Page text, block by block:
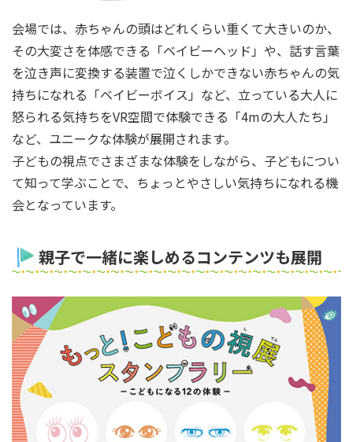
会場では、赤ちゃんの頭はどれくらい重くて大きいのか、
その大変さを体感できる「ベイビーヘッド」や、話す言葉
を泣き声に変換する装置で泣くしかできない赤ちゃんの気
持ちになれる「ベイビーボイス」など、立っている大人に
怒られる気持ちをVR空間で体験できる「4mの大人たち」
など、ユニークな体験が展開されます。
子どもの視点でさまざまな体験をしながら、子どもについ
て知って学ぶことで、ちょっとやさしい気持ちになれる機
会となっています。
親子で一緒に楽しめるコンテンツも展開